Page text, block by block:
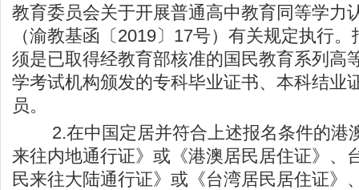
教育委员会关于开展普通高中教育同等学力
（渝教基函〔2019〕17号）有关规定执行
须是已取得经教育部核准的国民教育系列高
学考试机构颁发的专科毕业证书、本科结业
员。
2.在中国定居并符合上述报名条件的港
来往内地通行证》或《港澳居民居住证》、
民来往大陆通行证》或《台湾居民居住证》